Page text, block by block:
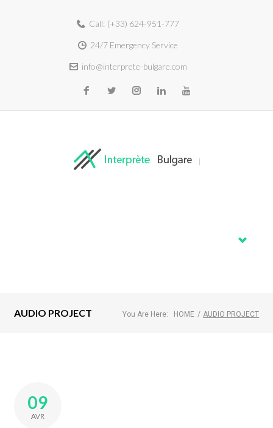
Call: (+33) 624-951-777
24/7 Emergency Service
info@interprete-bulgare.com
AUDIO PROJECT You Are Here: HOME / AUDIO PROJECT
09
AVR